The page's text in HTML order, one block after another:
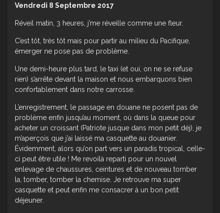
Vendredi 8 Septembre 2017
Réveil matin, 3 heures, j’me réveille comme une fleur.
C’est tôt, très tôt mais pour partir au milieu du Pacifique,
émerger ne pose pas de problème.
Une demi-heure plus tard, le taxi (et oui, on ne se refuse
rien) s’arrête devant la maison et nous embarquons bien
confortablement dans notre carrosse.
L’enregistrement, le passage en douane ne posent pas de
problème enfin jusqu’au moment, où dans la queue pour
acheter un croissant (Patriote jusque dans mon petit déj), je
m’aperçois que j’ai laissé ma casquette au douanier.
Évidemment, alors qu’on part vers un paradis tropical, celle-
ci peut être utile ! Me revoilà reparti pour un nouvel
enlevage de chaussures, ceintures et de nouveau tomber
la, tomber, tomber la chemise. Je retrouve ma super
casquette et peut enfin me consacrer à un bon petit
déjeuner.